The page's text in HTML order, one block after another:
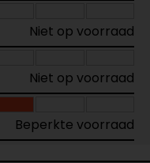
Niet op voorraad
Niet op voorraad
Beperkte voorraad